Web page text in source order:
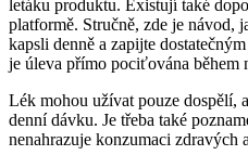
letáku produktu. Existují také
platformě. Stručně, zde je návod,
kapsli denně a zapijte
je úleva přímo pociťována během
Lék mohou užívat pouze dospělí,
denní dávku. Je třeba také
nenahrazuje konzumaci zdravých